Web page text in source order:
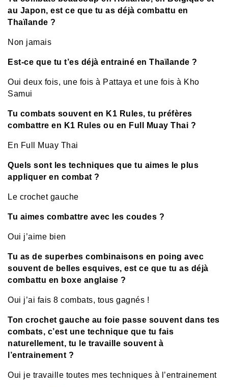
au Japon, est ce que tu as déjà combattu en
Thaïlande ?
Non jamais
Est-ce que tu t’es déjà entrainé en Thaïlande ?
Oui deux fois, une fois à Pattaya et une fois à Kho
Samui
Tu combats souvent en K1 Rules, tu préfères
combattre en K1 Rules ou en Full Muay Thai ?
En Full Muay Thai
Quels sont les techniques que tu aimes le plus
appliquer en combat ?
Le crochet gauche
Tu aimes combattre avec les coudes ?
Oui j’aime bien
Tu as de superbes combinaisons en poing avec
souvent de belles esquives, est ce que tu as déjà
combattu en boxe anglaise ?
Oui j’ai fais 8 combats, tous gagnés !
Ton crochet gauche au foie passe souvent dans tes
combats, c’est une technique que tu fais
naturellement, tu le travaille souvent à
l’entrainement ?
Oui je travaille toutes mes techniques à l’entrainement